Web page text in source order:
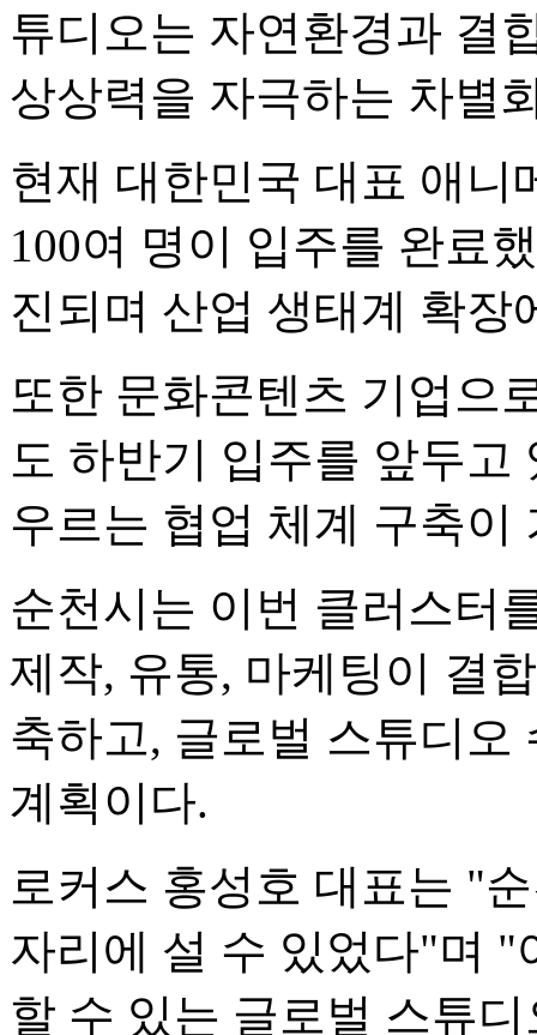
튜디오는 자연환경과 결
상상력을 자극하는 차별
현재 대한민국 대표 애
100여 명이 입주를 완료
진되며 산업 생태계 확장
또한 문화콘텐츠 기업으
도 하반기 입주를 앞두고
우르는 협업 체계 구축이
순천시는 이번 클러스터
제작, 유통, 마케팅이 결
축하고, 글로벌 스튜디오
계획이다.
로커스 홍성호 대표는 "
자리에 설 수 있었다"며
할 수 있는 글로벌 스튜